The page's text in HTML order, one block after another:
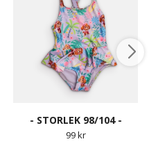
- STORLEK 98/104 -
99 kr